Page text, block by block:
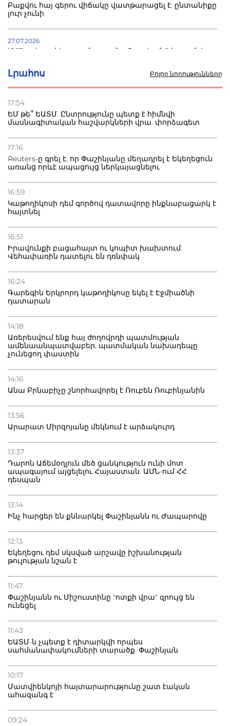
Լրահոս Բոլոր նորությունները
17:54
ԵՄ թե՞ ԵԱՏՄ. Ընտրությունը պետք է հիմնվի
մասնագիտական հաշվարկների վրա. փորձագետ
17:16
Reuters-ը գրել է, որ Փաշինյանը մեղադրել է Եկեղեցուն
առանց որևէ ապացույց ներկայացնելու
16:59
Կաթողիկոսի դեմ գործով դատավորը ինքնաբացարկ է
հայտնել
16:51
Իրավունքի բացահայտ ու կոպիտ խախտում.
Վեհափառին դատելու են դռնփակ
16:24
Գարեգին Երկրորդ կաթողիկոսը եկել է Էջմիածնի
դատարան
14:18
Առերեսվում ենք հայ ժողովրդի պատմության
ամենաանպատվաբեր, պատմական նախադեպը
չունեցող փաստին
14:16
Անա Բրնաբիչը շնորհավորել է Ռուբեն Ռուբինյանին
13:56
Արարատ Միրզոյանը մեկնում է արձակուրդ
13:37
Դարոն Աճեմօղլուն մեծ ցանկություն ունի մոտ
ապագայում այցելելու Հայաստան. ԱՄՆ-ում ՀՀ
դեսպան
13:14
Ինչ հարցեր են քննարկել Փաշինյանն ու Ժապարովը
12:13
Եկեղեցու դեմ սկսված արշավը իշխանության
թուլության նշան է
11:47
Փաշինյանն ու Միշուստինը "ոտքի վրա" զրույց են
ունեցել
11:43
ԵԱՏՄ-ն չպետք է դիտարկվի որպես
սահմանափակումների տարածք. Փաշինյան
10:17
Մատվիենկոյի հայտարարությունը շատ էական
ահազանգ է
09:24
Բաքվու հայ գերու վիճակը վատթարացել է. ընտանիքը
լուր չունի
27.07.2026
Մ-17 աշխարհի առաջնությունը Բաքվում. 5 հայ ըմբիշ
22.07.2026
տուժածներ կան
բնակվել Ռուսաստանում
Բաքվի բանտից գեներալ Մանուկյանը դիմել է
Փաշինյանին